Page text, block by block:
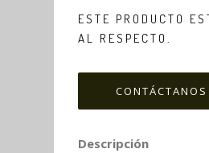
ESTE PRODUCTO
AL RESPECTO.
CONTÁCTANOS
Descripción